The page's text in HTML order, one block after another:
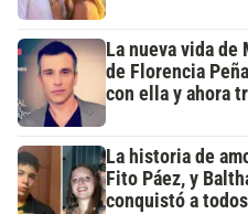
La nueva vida
de Florencia
con ella y ahora
La historia de
Fito Páez, y
conquistó a